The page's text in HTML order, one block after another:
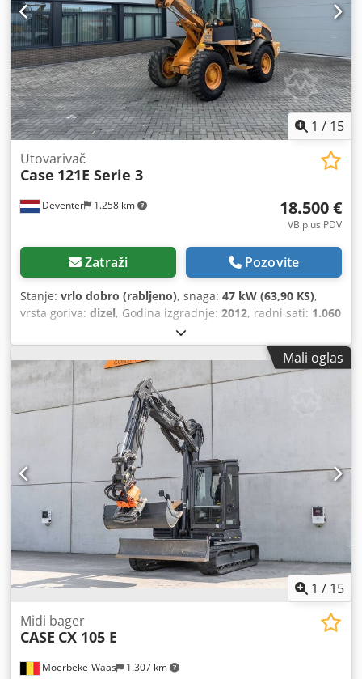
1 / 15
Deventer 1.258 km
Utovarivač
Case 121E Serie 3
18.500 €
VB plus PDV
Zatraži Pozovite
Stanje: vrlo dobro (rabljeno), snaga: 47 kW (63,90 KS),
vrsta goriva: dizel, Godina izgradnje: 2012, radni sati: 1.060
Mali oglas
1 / 15
Moerbeke-Waas 1.307 km
Midi bager
CASE CX 105 E